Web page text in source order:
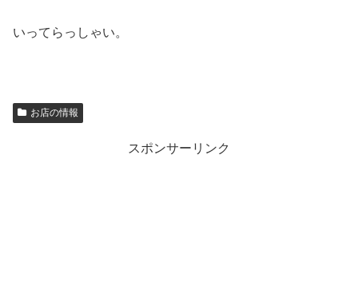
いってらっしゃい。
お店の情報
スポンサーリンク